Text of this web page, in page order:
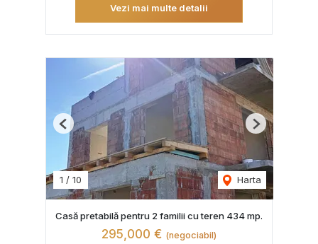
Vezi mai multe detalii
1 / 10 Harta
Previous Next
Casă pretabilă pentru 2 familii cu teren 434 mp.
295,000 € (negociabil)